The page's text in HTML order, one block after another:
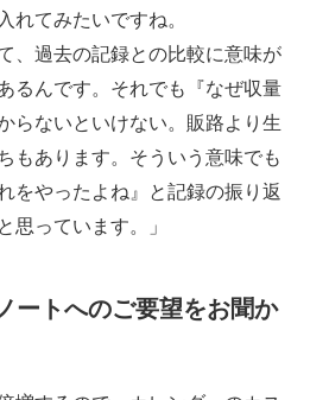
れてみたいですね。
、過去の記録との比較に意味が
るんです。それでも『なぜ収量
らないといけない。販路より生
もあります。そういう意味でも
をやったよね』と記録の振り返
思っています。」
ートへのご要望をお聞か